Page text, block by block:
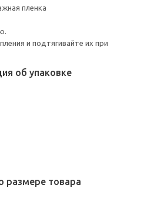
пленка
и подтягивайте их при
об упаковке
размере товара